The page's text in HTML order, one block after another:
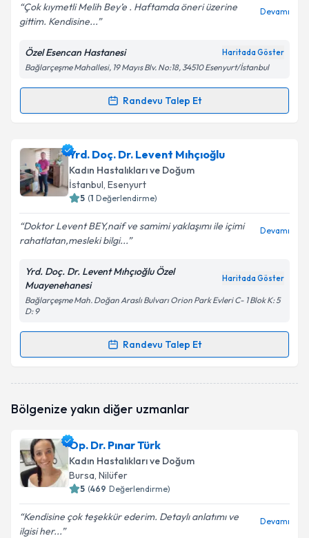
Çok kıymetli Melih Bey’e . Haftamda öneri üzerine
gittim. Kendisine...
Devamı
Özel Esencan Hastanesi Haritada Göster
Bağlarçeşme Mahallesi, 19 Mayıs Blv. No:18, 34510 Esenyurt/İstanbul
Randevu Talep Et
Randevu Takvimi Talebi
Yrd. Doç. Dr. Melih Besteliçin randevu takvimi talebi
oluşturun. Size bu uzmandan randevu almanız için bir
takvim hazırlandığında e-posta ile bilgilendireceğiz.
Kişisel verilerimin işlenmesine ilişkin
Aydınlatma
Metni'ni okudum ve kişisel verilerimin belirtilen
kapsamda işlenmesini kabul ediyorum.
Takvim Talebini Gönder
Yrd. Doç. Dr. Levent Mıhçıoğlu
Kadın Hastalıkları ve Doğum
İstanbul, Esenyurt
5 (1 Değerlendirme)
Doktor Levent BEY,naif ve samimi yaklaşımı ile içimi
rahatlatan,mesleki bilgi...
Devamı
Yrd. Doç. Dr. Levent Mıhçıoğlu Özel
Muayenehanesi
Haritada Göster
Bağlarçeşme Mah. Doğan Araslı Bulvarı Orion Park Evleri C- 1 Blok K: 5
D: 9
Randevu Talep Et
Randevu Takvimi Talebi
talebi oluşturun. Size bu uzmandan randevu almanız
bilgilendireceğiz.
E-posta Adresiniz
Bölgenize yakın diğer uzmanlar
Op. Dr. Pınar Türk
Kadın Hastalıkları ve Doğum
Bursa, Nilüfer
5 (469 Değerlendirme)
Kendisine çok teşekkür ederim. Detaylı anlatımı ve
ilgisi her...
Devamı